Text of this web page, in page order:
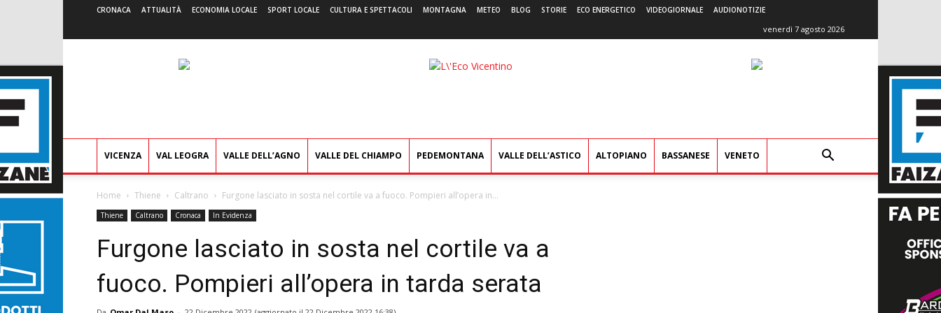
CRONACA ATTUALITÀ ECONOMIA LOCALE SPORT LOCALE CULTURA E SPETTACOLI MONTAGNA METEO BLOG STORIE ECO ENERGETICO VIDEOGIORNALE AUDIONOTIZIE
venerdì 7 agosto 2026
L'Eco
VICENZA VAL LEOGRA VALLE DELL’AGNO VALLE DEL CHIAMPO PEDEMONTANA VALLE DELL’ASTICO ALTOPIANO BASSANESE VENETO
Home Thiene Caltrano Furgone lasciato in sosta nel cortile va a fuoco. Pompieri all’opera in...
Thiene Caltrano Cronaca In Evidenza
Furgone lasciato in sosta nel cortile va a
fuoco. Pompieri all’opera in tarda serata